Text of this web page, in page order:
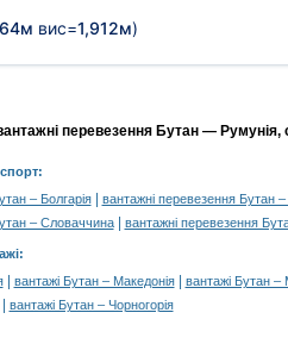
вис=1,912м)
перевезення Бутан — Румунія,
– Болгарія|
вантажні перевезення Бутан
– Словаччина| вантажні перевезення
:
| вантажі Бутан – Македонія|
вантажі Бутан –
вантажі Бутан – Чорногорія